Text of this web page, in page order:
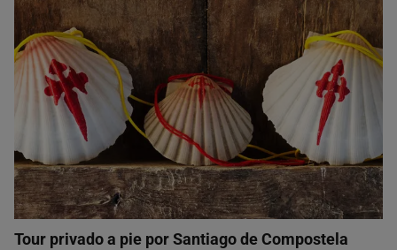
Tour privado a pie por Santiago de Compostela